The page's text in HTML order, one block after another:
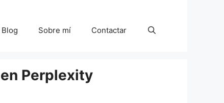
Blog Sobre mí Contactar
Perplexity